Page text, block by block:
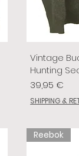
Vintage
Hunting
Prix
39,95 €
SHIPPING &
Reebok